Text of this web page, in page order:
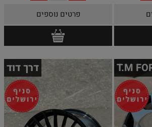
פרטים נוספים
T.M דרך דוד